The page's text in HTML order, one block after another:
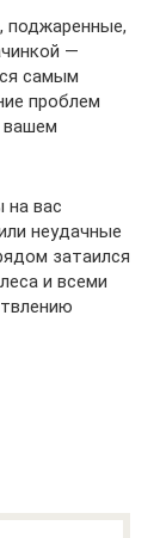
поджаренные,
—
самым
проблем
вашем
на вас
неудачные
затаился
и всеми